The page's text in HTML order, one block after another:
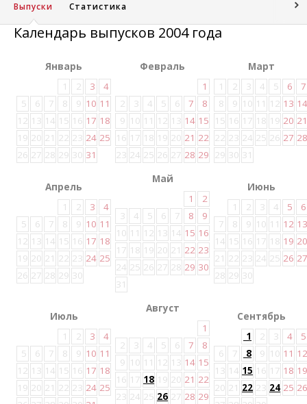
Выпуски Статистика
Календарь выпусков 2004 года
Январь
1
2 3
4
5
6 7 8 9 10 11
12 13 14 15 16 17 18
19 20 21 22 23 24 25
26 27 28 29 30 31
Февраль
1
2
3 4 5 6 7
8
9 10 11 12 13 14 15
16 17 18 19 20 21 22
23 24 25 26 27 28 29
Март
1
2 3 4 5 6
7
8
9 10 11 12 13 14
15 16 17 18 19 20 21
22 23 24 25 26 27 28
29 30 31
Апрель
1
2 3
4
5
6 7 8 9 10 11
12 13 14 15 16 17 18
19 20 21 22 23 24 25
26 27 28 29 30
Май
1
2
3
4 5 6 7 8
9
10 11 12 13 14 15 16
17 18 19 20 21 22 23
24 25 26 27 28 29 30
31
Июнь
1
2 3 4 5
6
7
8 9 10 11 12 13
14 15 16 17 18 19 20
21 22 23 24 25 26 27
28 29 30
Июль
1
2 3
4
5
6 7 8 9 10 11
12 13 14 15 16 17 18
19 20 21 22 23 24 25
Август
1
2
3 4 5 6 7
8
9 10 11 12 13 14 15
16 17 18 19 20 21 22
23 24 25 26 27 28 29
Сентябрь
1
2 3 4
5
6
7 8 9 10 11 12
13 14 15 16 17 18 19
20 21 22 23 24 25 26